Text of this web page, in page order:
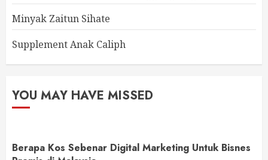
Minyak Zaitun Sihate
Supplement Anak Caliph
YOU MAY HAVE MISSED
Berapa Kos Sebenar Digital Marketing Untuk Bisnes